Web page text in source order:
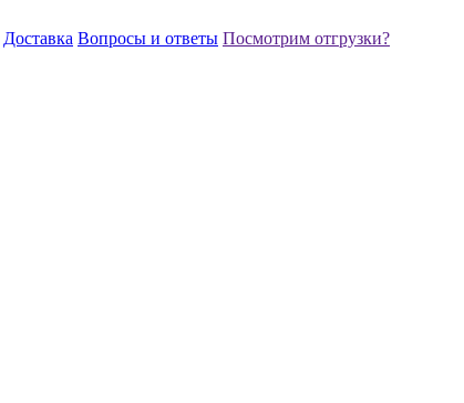
Доставка Вопросы и ответы Посмотрим отгрузки?